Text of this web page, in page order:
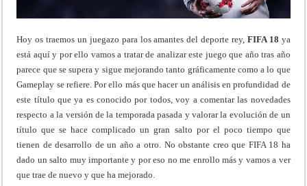
Hoy os traemos un juegazo para los amantes del deporte rey, FIFA 18 ya
está aquí y por ello vamos a tratar de analizar este juego que año tras año
parece que se supera y sigue mejorando tanto gráficamente como a lo que
Gameplay se refiere. Por ello más que hacer un análisis en profundidad de
este título que ya es conocido por todos, voy a comentar las novedades
respecto a la versión de la temporada pasada y valorar la evolución de un
título que se hace complicado un gran salto por el poco tiempo que
tienen de desarrollo de un año a otro. No obstante creo que FIFA 18 ha
dado un salto muy importante y por eso no me enrollo más y vamos a ver
que trae de nuevo y que ha mejorado.